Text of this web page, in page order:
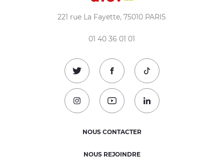
221 rue La Fayette, 75010 PARIS
01 40 36 01 01
Suivez-nous sur Twitter !
Suivez-nous sur Facebook !
Suivez-nous sur
Suivez-nous sur Instagram !
Suivez-nous sur Youtube !
Suivez-nous sur
NOUS CONTACTER
NOUS REJOINDRE